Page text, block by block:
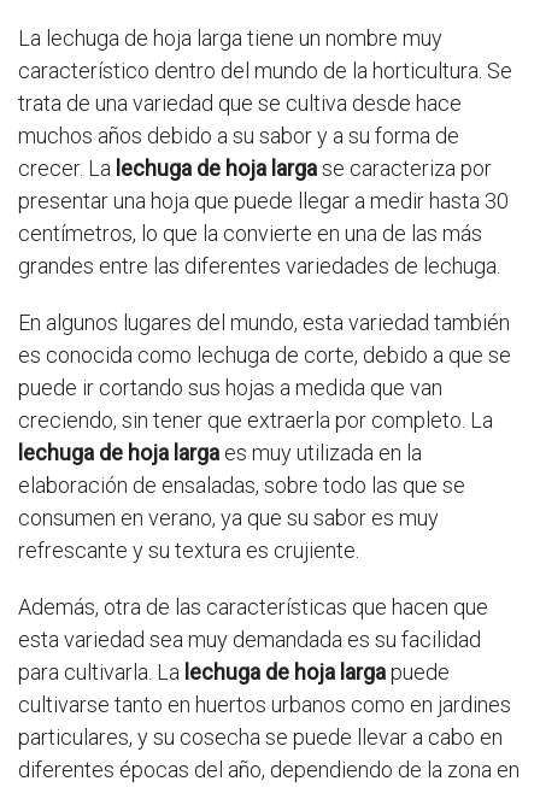
La lechuga de hoja larga tiene un nombre muy
característico dentro del mundo de la horticultura. Se
trata de una variedad que se cultiva desde hace
muchos años debido a su sabor y a su forma de
crecer. La lechuga de hoja largase caracteriza por
presentar una hoja que puede llegar a medir hasta 30
centímetros, lo que la convierte en una de las más
grandes entre las diferentes variedades de lechuga.
En algunos lugares del mundo, esta variedad también
es conocida como lechuga de corte, debido a que se
puede ir cortando sus hojas a medida que van
creciendo, sin tener que extraerla por completo. La
lechuga de hoja larga es muy utilizada en la
elaboración de ensaladas, sobre todo las que se
consumen en verano, ya que su sabor es muy
refrescante y su textura es crujiente.
Además, otra de las características que hacen que
esta variedad sea muy demandada es su facilidad
para cultivarla. La lechuga de hoja largapuede
cultivarse tanto en huertos urbanos como en jardines
particulares, y su cosecha se puede llevar a cabo en
diferentes épocas del año, dependiendo de la zona en